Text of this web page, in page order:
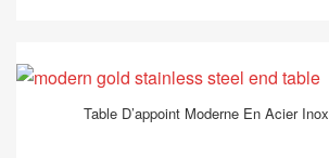
Table D’appoint Moderne En Acier